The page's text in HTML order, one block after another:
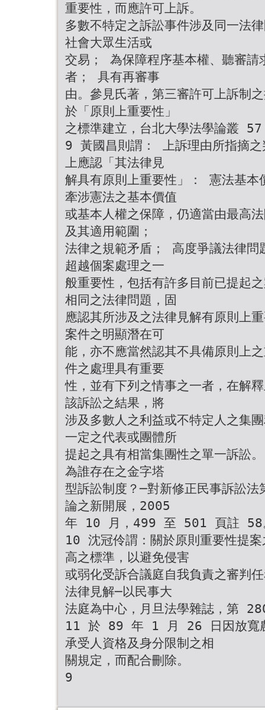
重要性，而應許可上訴。
多數不特定之訴訟事件涉及同一法
社會大眾生活或
交易； 為保障程序基本權、聽審
者； 具有再審事
由。參見氏著，第三審許可上訴制
於「原則上重要性」
之標準建立，台北大學法學論叢
9 黃國昌則謂： 上訴理由所指摘之
上應認「其法律見
解具有原則上重要性」： 憲法基本
牽涉憲法之基本價值
或基本人權之保障，仍適當由最高
及其適用範圍；
法律之規範矛盾； 高度爭議法律
超越個案處理之一
般重要性，包括有許多目前已提起
相同之法律問題，固
應認其所涉及之法律見解有原則上
案件之明顯潛在可
能，亦不應當然認其不具備原則上
件之處理具有重要
性，並有下列之情事之一者，在解
該訴訟之結果，將
涉及多數人之利益或不特定人之集
一定之代表或團體所
提起之具有相當集團性之單一訴訟
為誰存在之金字塔
型訴訟制度？─對新修正民事訴訟
論之新開展，2005
年 10 月，499 至 501 頁註 58
10 沈冠伶謂：關於原則重要性提
高之標準，以避免侵害
或弱化受訴合議庭自我負責之審判
法律見解─以民事大
法庭為中心，月旦法學雜誌，第
11 於 89 年 1 月 26 日因放寬農
承受人資格及身分限制之相
關規定，而配合刪除。
9